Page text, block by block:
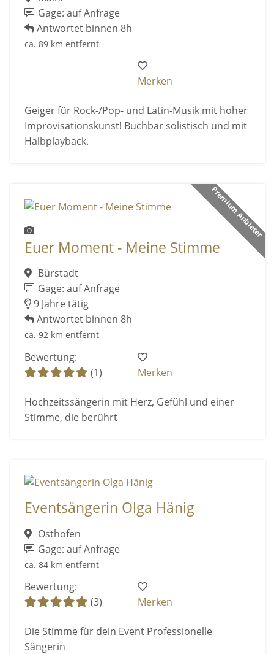
Gage: auf Anfrage
Antwortet binnen 8h
ca. 89 km entfernt
Merken
Geiger für Rock-/Pop- und Latin-Musik mit hoher
Improvisationskunst! Buchbar solistisch und mit
Halbplayback.
Premium Anbieter
Euer Moment - Meine Stimme
Bürstadt
Gage: auf Anfrage
9 Jahre tätig
Antwortet binnen 8h
ca. 92 km entfernt
Bewertung:
(1)
Merken
Hochzeitssängerin mit Herz, Gefühl und einer
Stimme, die berührt
Eventsängerin Olga Hänig
Osthofen
Gage: auf Anfrage
ca. 84 km entfernt
Bewertung:
(3)
Merken
Die Stimme für dein Event Professionelle
Sängerin